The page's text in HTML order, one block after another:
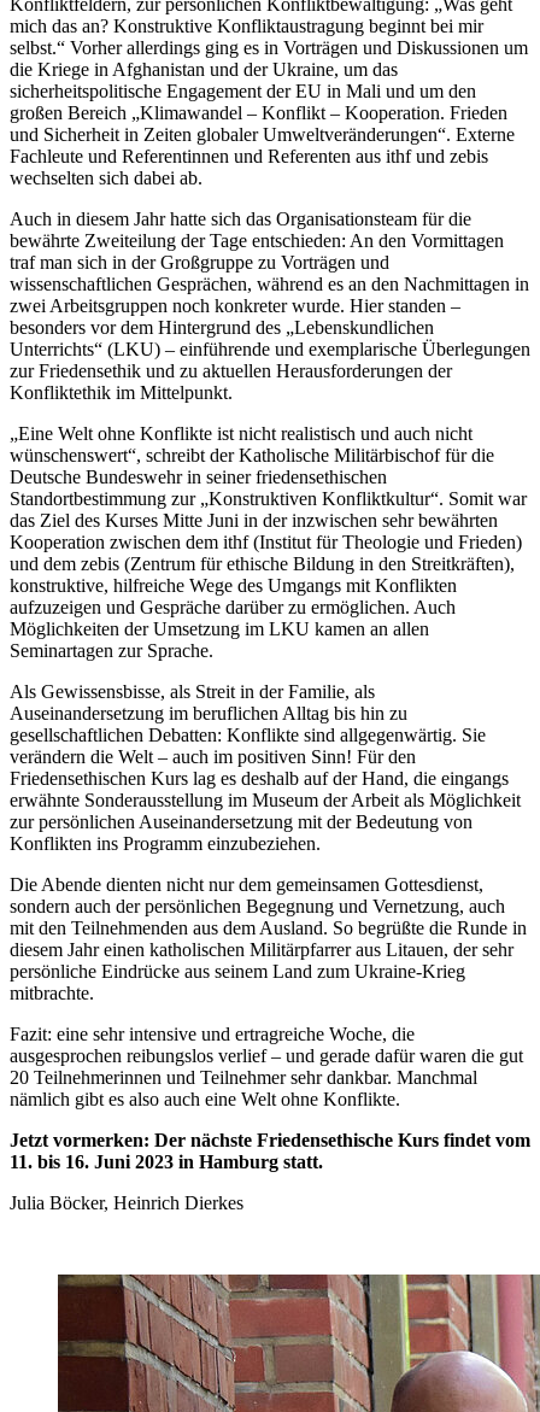
mich das an? Konstruktive Konfliktaustragung beginnt bei mir
selbst.“ Vorher allerdings ging es in Vorträgen und Diskussionen um
die Kriege in Afghanistan und der Ukraine, um das
sicherheitspolitische Engagement der EU in Mali und um den
großen Bereich „Klimawandel – Konflikt – Kooperation. Frieden
und Sicherheit in Zeiten globaler Umweltveränderungen“. Externe
Fachleute und Referentinnen und Referenten aus ithf und zebis
wechselten sich dabei ab.
Auch in diesem Jahr hatte sich das Organisationsteam für die
bewährte Zweiteilung der Tage entschieden: An den Vormittagen
traf man sich in der Großgruppe zu Vorträgen und
wissenschaftlichen Gesprächen, während es an den Nachmittagen in
zwei Arbeitsgruppen noch konkreter wurde. Hier standen –
besonders vor dem Hintergrund des „Lebenskundlichen
Unterrichts“ (LKU) – einführende und exemplarische Überlegungen
zur Friedensethik und zu aktuellen Herausforderungen der
Konfliktethik im Mittelpunkt.
„Eine Welt ohne Konflikte ist nicht realistisch und auch nicht
wünschenswert“, schreibt der Katholische Militärbischof für die
Deutsche Bundeswehr in seiner friedensethischen
Standortbestimmung zur „Konstruktiven Konfliktkultur“. Somit war
das Ziel des Kurses Mitte Juni in der inzwischen sehr bewährten
Kooperation zwischen dem ithf (Institut für Theologie und Frieden)
und dem zebis (Zentrum für ethische Bildung in den Streitkräften),
konstruktive, hilfreiche Wege des Umgangs mit Konflikten
aufzuzeigen und Gespräche darüber zu ermöglichen. Auch
Möglichkeiten der Umsetzung im LKU kamen an allen
Seminartagen zur Sprache.
Als Gewissensbisse, als Streit in der Familie, als
Auseinandersetzung im beruflichen Alltag bis hin zu
gesellschaftlichen Debatten: Konflikte sind allgegenwärtig. Sie
verändern die Welt – auch im positiven Sinn! Für den
Friedensethischen Kurs lag es deshalb auf der Hand, die eingangs
erwähnte Sonderausstellung im Museum der Arbeit als Möglichkeit
zur persönlichen Auseinandersetzung mit der Bedeutung von
Konflikten ins Programm einzubeziehen.
Die Abende dienten nicht nur dem gemeinsamen Gottesdienst,
sondern auch der persönlichen Begegnung und Vernetzung, auch
mit den Teilnehmenden aus dem Ausland. So begrüßte die Runde in
diesem Jahr einen katholischen Militärpfarrer aus Litauen, der sehr
persönliche Eindrücke aus seinem Land zum Ukraine-Krieg
mitbrachte.
Fazit: eine sehr intensive und ertragreiche Woche, die
ausgesprochen reibungslos verlief – und gerade dafür waren die gut
20 Teilnehmerinnen und Teilnehmer sehr dankbar. Manchmal
nämlich gibt es also auch eine Welt ohne Konflikte.
Jetzt vormerken: Der nächste Friedensethische Kurs findet vom
11. bis 16. Juni 2023 in Hamburg statt.
Julia Böcker, Heinrich Dierkes